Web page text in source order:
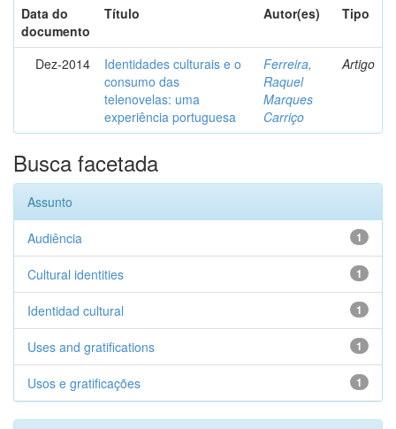
Data do
documento
Título Autor(es) Tipo
Dez-2014
Identidades culturais e o
consumo das
telenovelas: uma
experiência portuguesa
Ferreira,
Raquel
Marques
Carriço
Artigo
Busca facetada
Assunto
1
Audiência
1
Cultural identities
1
Identidad cultural
1
Uses and gratifications
1
Usos e gratificações